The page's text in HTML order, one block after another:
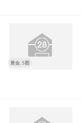
黄金, 5图